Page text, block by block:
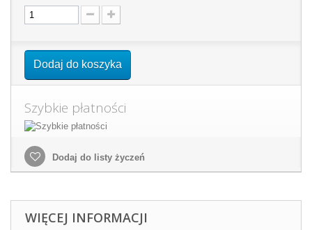
Dodaj do koszyka
Szybkie płatności
Dodaj do listy życzeń
WIĘCEJ INFORMACJI